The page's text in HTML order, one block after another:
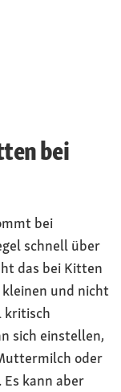
bei
bei
schnell über
das bei Kitten
und nicht
kritisch
sich einstellen,
oder
kann aber